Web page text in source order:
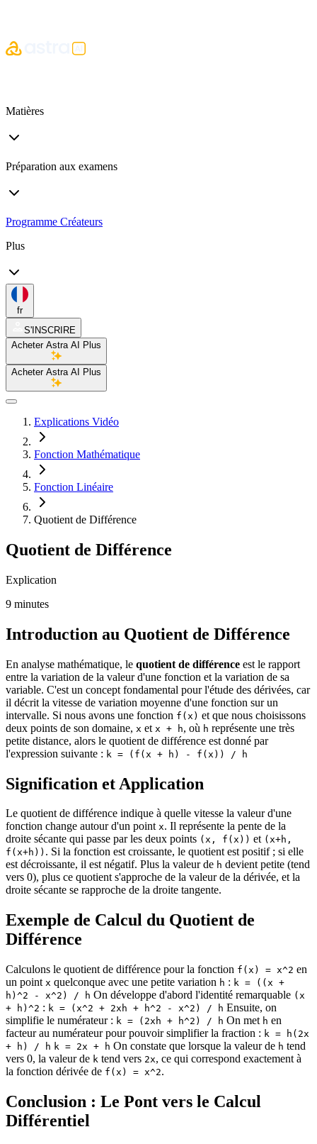
Matières
Préparation aux examens
Programme Créateurs
Plus
fr
S'INSCRIRE
Acheter Astra AI Plus
Acheter Astra AI Plus
Explications Vidéo
Fonction Mathématique
Fonction Linéaire
Quotient de Différence
Quotient de Différence
Explication
9 minutes
Introduction au Quotient de Différence
En analyse mathématique, le quotient de différence est le rapport
entre la variation de la valeur d'une fonction et la variation de sa
variable. C'est un concept fondamental pour l'étude des dérivées, car
il décrit la vitesse de variation moyenne d'une fonction sur un
intervalle. Si nous avons une fonction f(x) et que nous choisissons
deux points de son domaine, x et x + h, où h représente une très
petite distance, alors le quotient de différence est donné par
l'expression suivante : k = (f(x + h) - f(x)) / h
Signification et Application
Le quotient de différence indique à quelle vitesse la valeur d'une
fonction change autour d'un point x. Il représente la pente de la
droite sécante qui passe par les deux points (x, f(x)) et (x+h,
f(x+h)) . Si la fonction est croissante, le quotient est positif ; si elle
est décroissante, il est négatif. Plus la valeur de h devient petite (tend
vers 0), plus ce quotient s'approche de la valeur de la dérivée, et la
droite sécante se rapproche de la droite tangente.
Exemple de Calcul du Quotient de
Différence
Calculons le quotient de différence pour la fonction f(x) = x^2 en
un point x quelconque avec une petite variation h : k = ((x +
h)^2 - x^2) / h On développe d'abord l'identité remarquable (x
+ h)^2 : k = (x^2 + 2xh + h^2 - x^2) / h Ensuite, on
simplifie le numérateur : k = (2xh + h^2) / h On met h en
facteur au numérateur pour pouvoir simplifier la fraction : k = h(2x
+ h) / h k = 2x + h On constate que lorsque la valeur de h tend
vers 0, la valeur de k tend vers 2x, ce qui correspond exactement à
la fonction dérivée de f(x) = x^2.
Conclusion : Le Pont vers le Calcul
Différentiel